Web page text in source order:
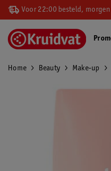
Voor 22:00 besteld,
Home Beauty Make-up